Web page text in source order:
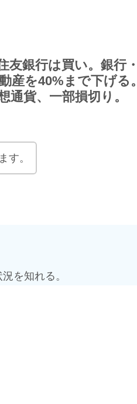
友銀行は買い。銀行・
産を40%まで下げる。
貨、一部損切り。
す。
を知れる。